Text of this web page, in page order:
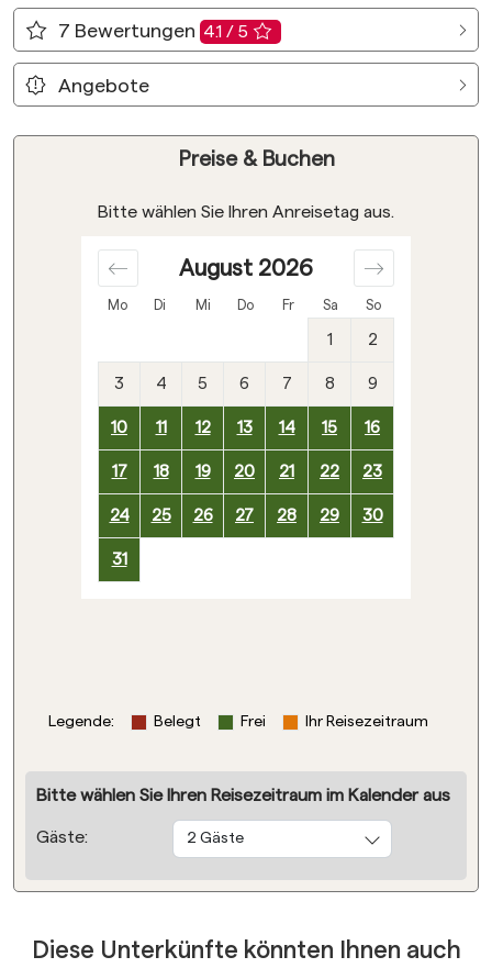
7 Bewertungen 4.1 / 5
Angebote
Preise & Buchen
Bitte wählen Sie Ihren Anreisetag aus.
Mo Di Mi Do Fr Sa So
August 2026
1 2
3 4 5 6 7 8 9
10 11 12 13 14 15 16
17 18 19 20 21 22 23
24 25 26 27 28 29 30
31
Legende: Belegt Frei Ihr Reisezeitraum
Bitte wählen Sie Ihren Reisezeitraum im Kalender aus
Gäste: 2 Gäste
Diese Unterkünfte könnten Ihnen auch